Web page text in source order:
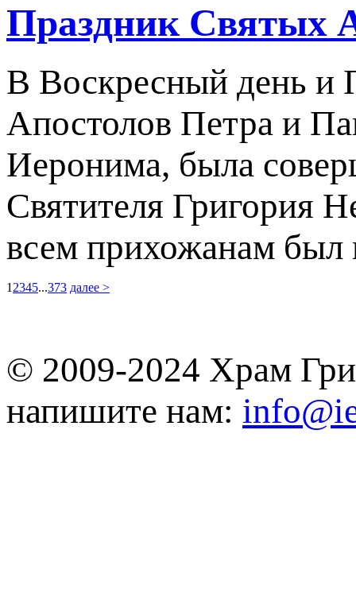
Праздник Святых
В Воскресный день и
Апостолов Петра и
Иеронима, была
Святителя Григория
всем прихожанам был
1 2345...373 далее >
© 2009-2024 Храм
напишите нам: